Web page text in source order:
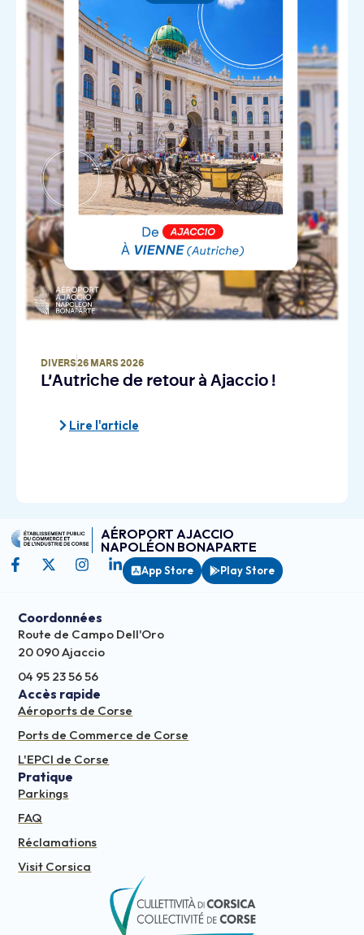
DIVERS26 MARS 2026
L’Autriche de retour à Ajaccio !
Lire l'article
AÉROPORT AJACCIO
NAPOLÉON BONAPARTE
App Store Play Store
Coordonnées
Route de Campo Dell'Oro
20 090 Ajaccio
04 95 23 56 56
Accès rapide
Aéroports de Corse
Ports de Commerce de Corse
L'EPCI de Corse
Pratique
Parkings
FAQ
Réclamations
Visit Corsica